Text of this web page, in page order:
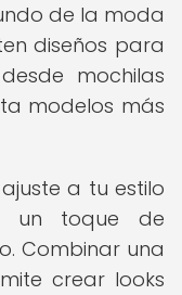
de la moda
diseños para
mochilas
modelos más
a tu estilo
un toque de
Combinar una
crear looks